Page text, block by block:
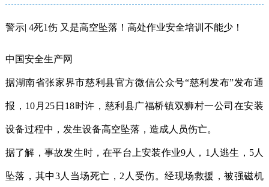
警示| 4死1伤 又是高空坠落！高处作业安全培训不能少！
中国安全生产网
据湖南省张家界市慈利县官方微信公众号“慈利发布”发布通
报，10月25日18时许，慈利县广福桥镇双狮村一公司在安装
设备过程中，发生设备高空坠落，造成人员伤亡。
据了解，事故发生时，在平台上安装作业9人，1人逃生，5人
坠落，其中3人当场死亡，2人受伤。经现场救援，被强磁机